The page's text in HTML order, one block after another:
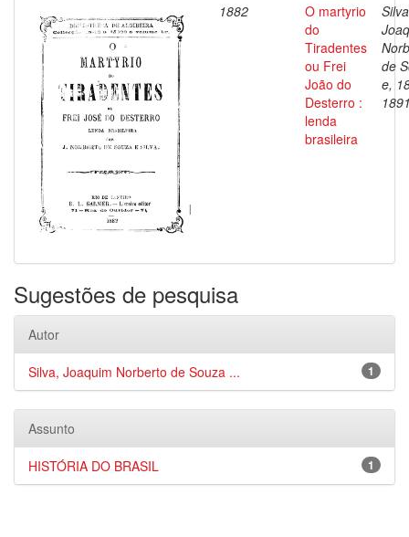
1882
O martyrio
do
Tiradentes
ou Frei
João do
Desterro :
lenda
brasileira
de
e,
Sugestões de pesquisa
Autor
1
Silva, Joaquim Norberto de Souza ...
Assunto
1
HISTÓRIA DO BRASIL